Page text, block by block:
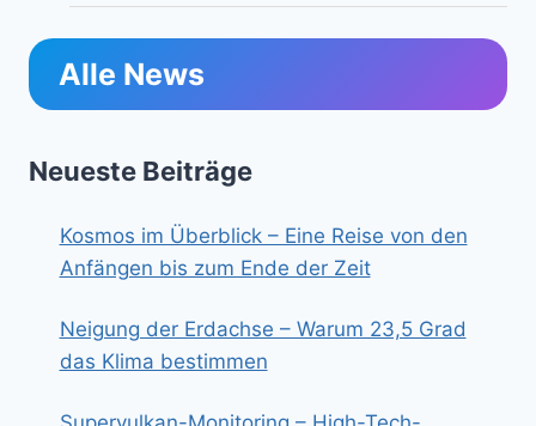
Alle News
Neueste Beiträge
Kosmos im Überblick – Eine Reise von den
Anfängen bis zum Ende der Zeit
Neigung der Erdachse – Warum 23,5 Grad
das Klima bestimmen